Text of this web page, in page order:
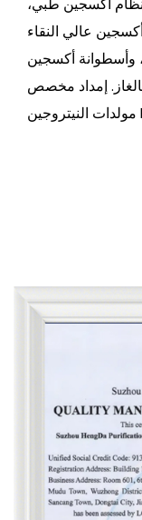
أكسجين طبي،
عالي النقاء
وأسطوانة أكسجين
إمداد مخصص